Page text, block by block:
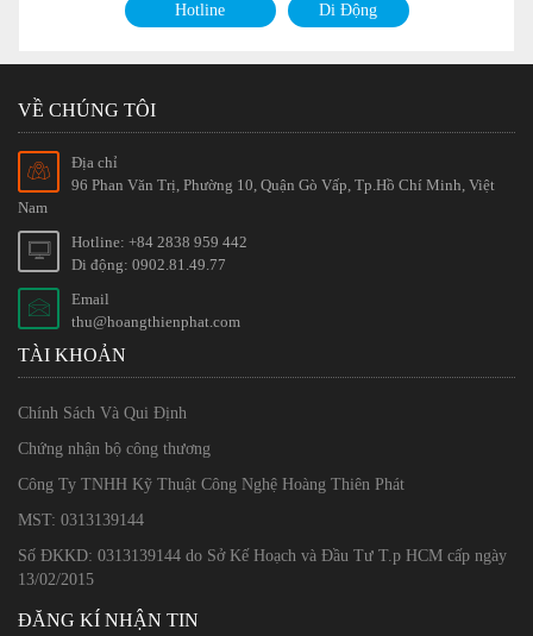
Hotline Di Động
VỀ CHÚNG TÔI
Địa chỉ
96 Phan Văn Trị, Phường 10, Quận Gò Vấp, Tp.Hồ Chí Minh, Việt
Nam
Hotline: +84 2838 959 442
Di động: 0902.81.49.77
Email
thu@hoangthienphat.com
TÀI KHOẢN
Chính Sách Và Qui Định
Chứng nhận bộ công thương
Công Ty TNHH Kỹ Thuật Công Nghệ Hoàng Thiên Phát
MST: 0313139144
Số ĐKKD: 0313139144 do Sở Kế Hoạch và Đầu Tư T.p HCM cấp ngày
13/02/2015
ĐĂNG KÍ NHẬN TIN